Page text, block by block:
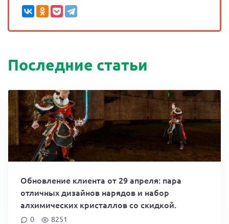
Последние статьи
Обновление клиента от 29 апреля: пара
отличных дизайнов нарядов и набор
алхимических кристаллов со скидкой.
0 8251